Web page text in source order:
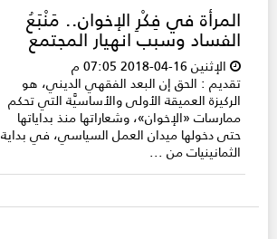
المرأة في فِكْرِ الإخوان.. مَنْبَعُ
الفساد وسبب انهيار المجتمع
الإثنين 16-04-2018 07:05 م
تقديم : الحق إن البعد الفقهي الديني، هو
الركيزة العميقة الأولى والأساسيَّة التي تحكم
ممارسات «الإخوان»، وشعاراتها منذ بداياتها
حتى دخولها ميدان العمل السياسي، في بداية
الثمانينيات من ...